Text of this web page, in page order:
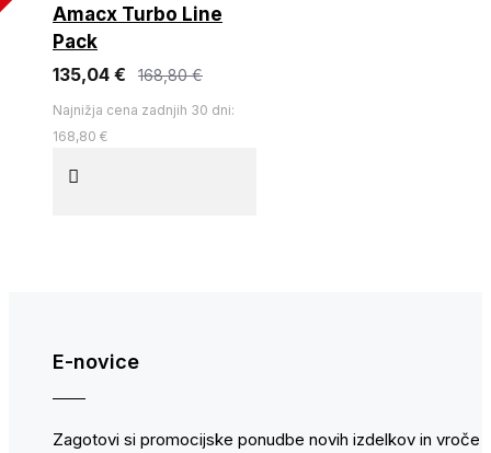
Amacx Turbo Line
Pack
135,04 €
168,80 €
Najnižja cena zadnjih 30 dni:
168,80 €
E-novice
Zagotovi si promocijske ponudbe novih izdelkov in vroče